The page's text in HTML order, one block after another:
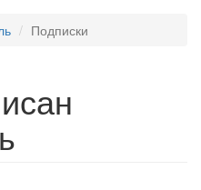
Подписки